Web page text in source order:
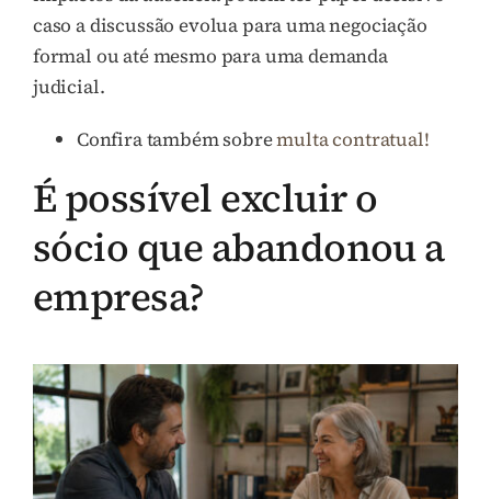
caso a discussão evolua para uma negociação
formal ou até mesmo para uma demanda
judicial.
Confira também sobremulta contratual!
É possível excluir o
sócio que abandonou a
empresa?